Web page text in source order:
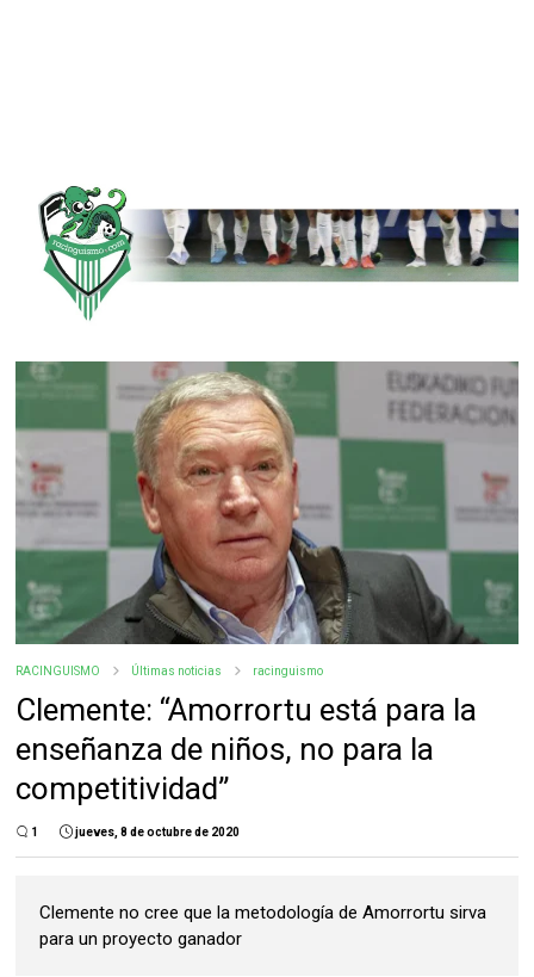
RACINGUISMO Últimas noticias racinguismo
Clemente: “Amorrortu está para la
enseñanza de niños, no para la
competitividad”
1 jueves, 8 de octubre de 2020
Clemente no cree que la metodología de Amorrortu sirva
para un proyecto ganador